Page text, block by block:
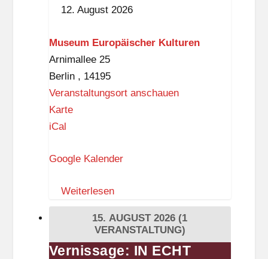
12. August 2026
Museum Europäischer Kulturen
Arnimallee 25
Berlin , 14195
Veranstaltungsort anschauen
KarteM
e
m
E
r
iCal
Google Kalender
Weiterlesen
15. AUGUST 2026 (1
VERANSTALTUNG)
Vernissage:
Vernissage: IN ECHT